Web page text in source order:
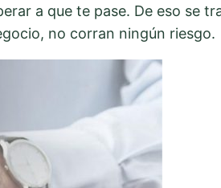
a que te pase. De eso se
no corran ningún riesgo.